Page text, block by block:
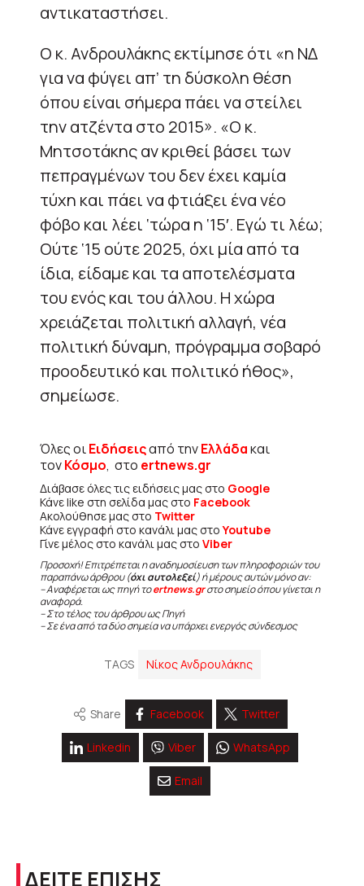
αντικαταστήσει.
Ο κ. Ανδρουλάκης εκτίμησε ότι «η ΝΔ
για να φύγει απ’ τη δύσκολη θέση
όπου είναι σήμερα πάει να στείλει
την ατζέντα στο 2015». «O κ.
Μητσοτάκης αν κριθεί βάσει των
πεπραγμένων του δεν έχει καμία
τύχη και πάει να φτιάξει ένα νέο
φόβο και λέει ‘τώρα η ‘15′. Εγώ τι λέω;
Ούτε ‘15 ούτε 2025, όχι μία από τα
ίδια, είδαμε και τα αποτελέσματα
του ενός και του άλλου. Η χώρα
χρειάζεται πολιτική αλλαγή, νέα
πολιτική δύναμη, πρόγραμμα σοβαρό
προοδευτικό και πολιτικό ήθος»,
σημείωσε.
Όλες οιΕιδήσειςαπό τηνΕλλάδακαι
τονΚόσμο, στο ertnews.gr
Διάβασε όλες τις ειδήσεις μας στο Google
Κάνε like στη σελίδα μας στο Facebook
Ακολούθησε μας στο Twitter
Κάνε εγγραφή στο κανάλι μας στοYoutube
Γίνε μέλος στο κανάλι μας στο Viber
Προσοχή! Επιτρέπεται η αναδημοσίευση των πληροφοριών του
παραπάνω άρθρου (όχι αυτολεξεί) ή μέρους αυτών μόνο αν:
– Αναφέρεται ως πηγή τοertnews.grστο σημείο όπου γίνεται η
αναφορά.
– Στο τέλος του άρθρου ως Πηγή
– Σε ένα από τα δύο σημεία να υπάρχει ενεργός σύνδεσμος
TAGS Νίκος Ανδρουλάκης
Share Facebook Twitter
Linkedin Viber WhatsApp
Email
ΔΕΙΤΕ ΕΠΙΣΗΣ